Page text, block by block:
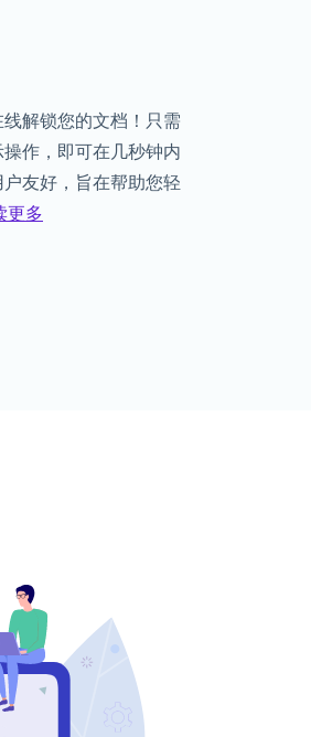
解锁您的文档！只需
作，即可在几秒钟内
友好，旨在帮助您轻
更多